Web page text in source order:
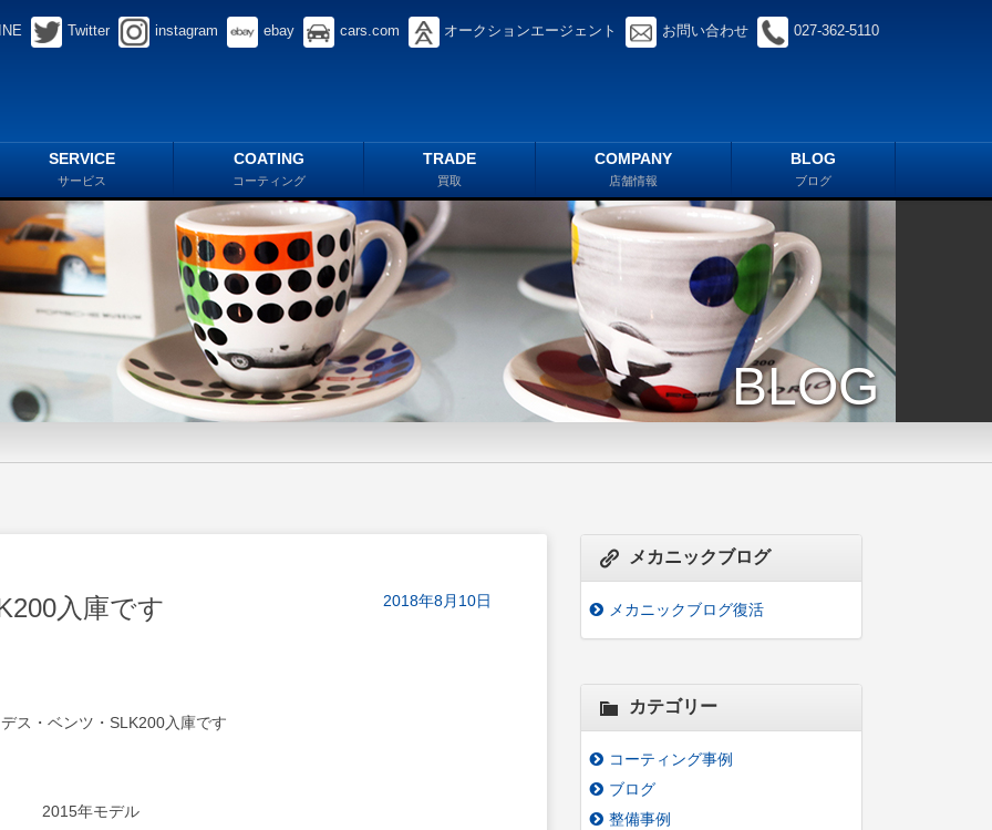
Twitter instagram ebay cars.com オークションエージェント お問い合わせ 027-362-5110
SERVICE
サービス
COATING
コーティング
TRADE
買取
COMPANY
店舗情報
BLOG
ブログ
BLOG
入庫です 2018年8月10日
ス・ベンツ・SLK200入庫です
2015年モデル
メカニックブログ
メカニックブログ復活
カテゴリー
コーティング事例
ブログ
整備事例